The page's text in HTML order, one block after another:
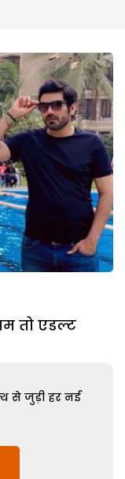
तो एडल्ट
से जुड़ी हर नई